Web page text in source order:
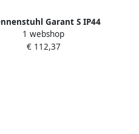
Garant S IP44
| 40m | AT-N05V3V3-F 3G1
5 FR - 1199844
1 webshop
€ 112,37